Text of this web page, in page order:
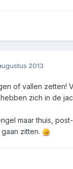
2013
of vallen zetten!
zich in de
maar thuis,
zitten.